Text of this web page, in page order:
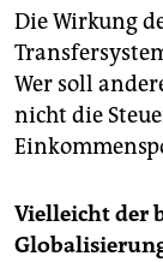
Die Wirkung
Wer soll
nicht die
Vielleicht der